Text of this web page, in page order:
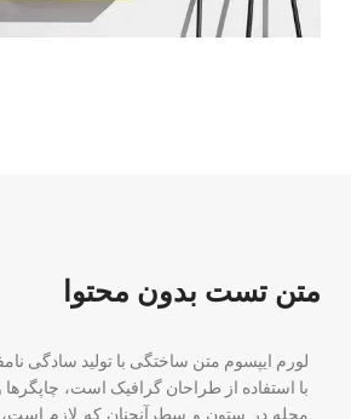
متن تست بدون محتوا
لورم ایپسوم متن ساختگی با تولید سادگی
با استفاده از طراحان گرافیک است، چاپگرها
مجله در ستون و سطرآنچنان که لازم